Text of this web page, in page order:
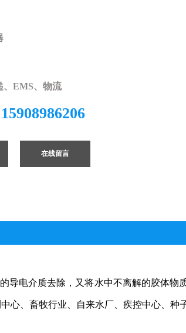
、EMS、物流
15908986206
在线留言
电介质去除，又将水中不离解的胶体物
心、畜牧行业、自来水厂、疾控中心、种